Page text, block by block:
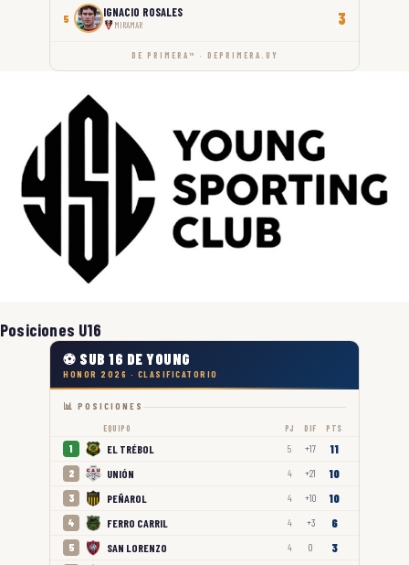
5 IGNACIO ROSALES
MIRAMAR 3
DE PRIMERA™ · DEPRIMERA.UY
Posiciones U16
⚽ SUB 16 DE YOUNG
HONOR 2026 · CLASIFICATORIO
📊 POSICIONES
EQUIPO PJ DIF PTS
1 EL TRÉBOL 5 +17 11
2 UNIÓN 4 +21 10
3 PEÑAROL 4 +10 10
4 FERRO CARRIL 4 +3 6
5 SAN LORENZO 4 0 3